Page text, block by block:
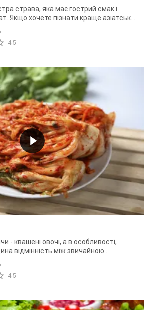
страва, яка має гострий смак і
Якщо хочете пізнати краще азіатську
кухні. ...
4.5
- квашені овочі, а в особливості,
відмінність між звичайною
що корейці ...
4.5